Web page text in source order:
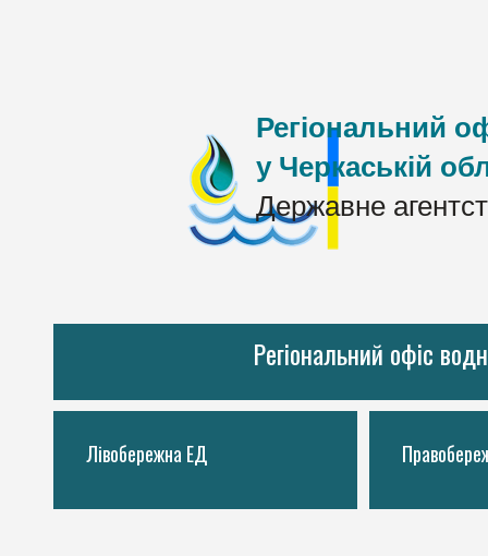
Регіональний
у Черкаській
Державне
Регіональний офіс
Лівобережна ЕД